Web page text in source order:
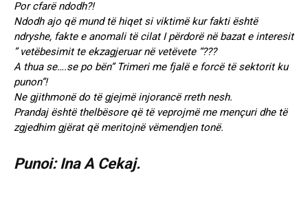
Por cfarë ndodh?!
Ndodh ajo që mund të hiqet si viktimë kur fakti është
ndryshe, fakte e anomali të cilat I përdorë në bazat e interesit
” vetëbesimit te ekzagjeruar në vetëvete “???
A thua se….se po bën” Trimeri me fjalë e forcë të sektorit ku
punon”!
Ne gjithmonë do të gjejmë injorancë rreth nesh.
Prandaj është thelbësore që të veprojmë me mençuri dhe të
zgjedhim gjërat që meritojnë vëmendjen tonë.
Punoi: Ina A Cekaj.